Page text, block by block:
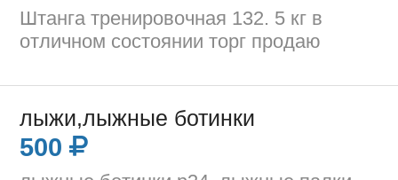
Штанга тренировочная 132. 5 кг в
отличном состоянии торг продаю
лыжи,лыжные ботинки
500